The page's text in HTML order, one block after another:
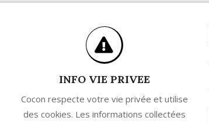
INFO VIE PRIVEE
Cocon respecte votre vie privée et utilise
des cookies. Les informations collectées